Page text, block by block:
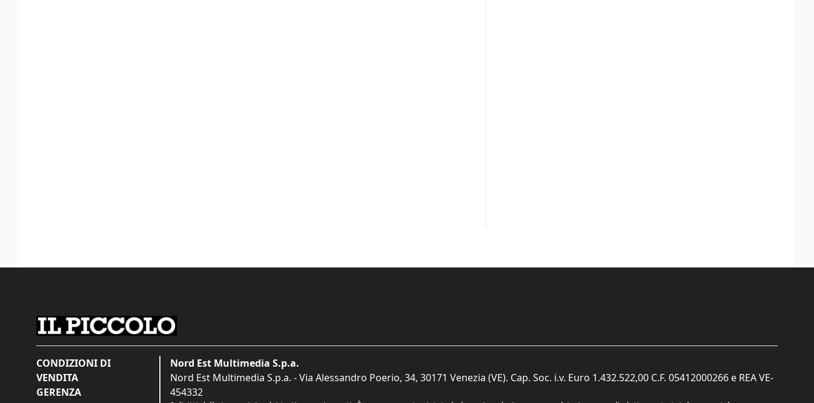
CONDIZIONI DI
VENDITA
GERENZA
Nord Est Multimedia S.p.a.
Nord Est Multimedia S.p.a. - Via Alessandro Poerio, 34, 30171 Venezia (VE). Cap. Soc. i.v. Euro 1.432.522,00 C.F. 05412000266 e REA VE-
454332